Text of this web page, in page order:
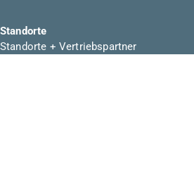
Standorte
Standorte + Vertriebspartner